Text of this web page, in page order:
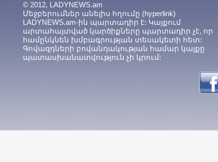
© 2012, LADYNEWS.am
Մեջբերումներ անելիս հղումը (hyperlink)
LADYNEWS.am-ին պարտադիր է: Կայքում
արտահայտված կարծիքները պարտադիր չէ, որ
համընկնեն խմբագրության տեսակետի հետ:
Գովազդների բովանդակության համար կայքը
պատասխանատվություն չի կրում: